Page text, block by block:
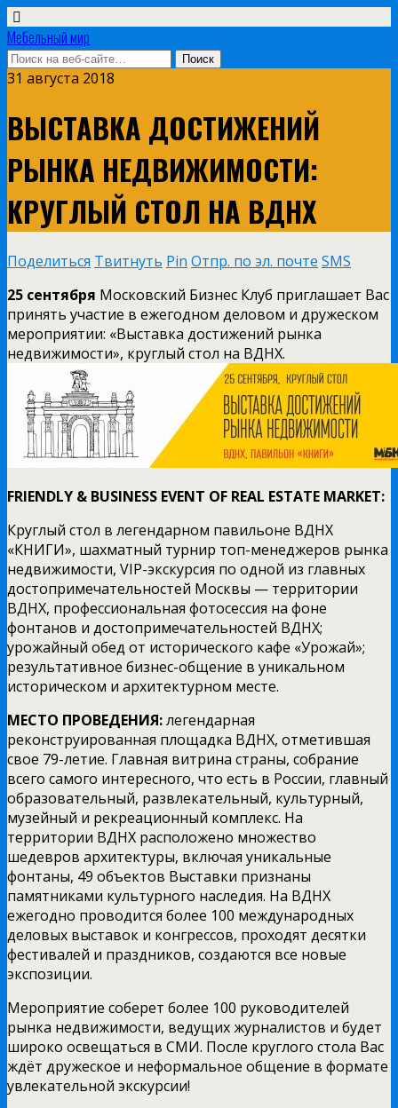
Мебельный мир
31 августа 2018
ВЫСТАВКА ДОСТИЖЕНИЙ
РЫНКА НЕДВИЖИМОСТИ:
КРУГЛЫЙ СТОЛ НА ВДНХ
Поделиться Твитнуть Pin Отпр. по эл. почте SMS
25 сентября Московский Бизнес Клуб приглашает Вас
принять участие в ежегодном деловом и дружеском
мероприятии: «Выставка достижений рынка
недвижимости», круглый стол на ВДНХ.
FRIENDLY & BUSINESS EVENT OF REAL ESTATE MARKET:
Круглый стол в легендарном павильоне ВДНХ
«КНИГИ», шахматный турнир топ-менеджеров рынка
недвижимости, VIP-экскурсия по одной из главных
достопримечательностей Москвы — территории
ВДНХ, профессиональная фотосессия на фоне
фонтанов и достопримечательностей ВДНХ;
урожайный обед от исторического кафе «Урожай»;
результативное бизнес-общение в уникальном
историческом и архитектурном месте.
МЕСТО ПРОВЕДЕНИЯ:легендарная
реконструированная площадка ВДНХ, отметившая
свое 79-летие. Главная витрина страны, собрание
всего самого интересного, что есть в России, главный
образовательный, развлекательный, культурный,
музейный и рекреационный комплекс. На
территории ВДНХ расположено множество
шедевров архитектуры, включая уникальные
фонтаны, 49 объектов Выставки признаны
памятниками культурного наследия. На ВДНХ
ежегодно проводится более 100 международных
деловых выставок и конгрессов, проходят десятки
фестивалей и праздников, создаются все новые
экспозиции.
Мероприятие соберет более 100 руководителей
рынка недвижимости, ведущих журналистов и будет
широко освещаться в СМИ. После круглого стола Вас
ждёт дружеское и неформальное общение в формате
увлекательной экскурсии!